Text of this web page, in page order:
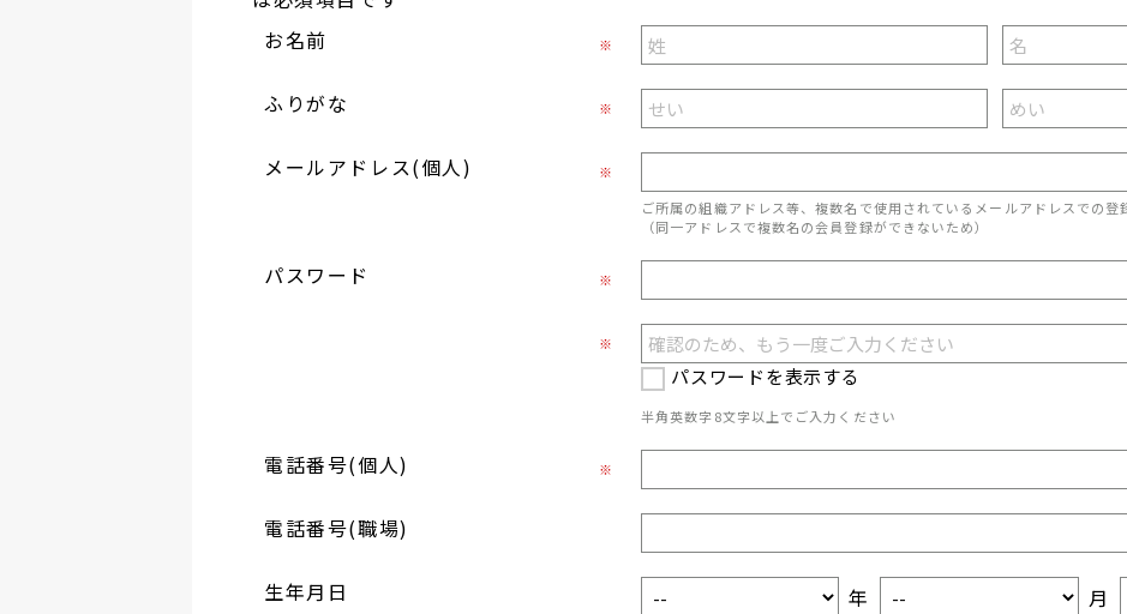
お名前
※
ふりがな ※
メールアドレス(個人)
※
ご所属の組織アドレス等、複数名で使用されているメールアドレスでの登
（同一アドレスで複数名の会員登録ができないため）
パスワード ※
※
パスワードを表示する
半角英数字8文字以上でご入力ください
電話番号(個人) ※
電話番号(職場)
生年月日 年 月